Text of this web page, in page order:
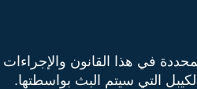
في هذا القانون والإجراءات
التي سيتم البث بواسطتها.